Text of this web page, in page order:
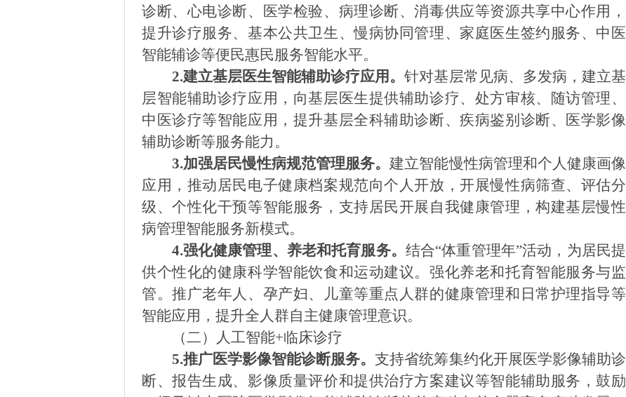
诊断、心电诊断、医学检验、病理诊断、消毒供应等资源共享中心作用，
提升诊疗服务、基本公共卫生、慢病协同管理、家庭医生签约服务、中医
智能辅诊等便民惠民服务智能水平。
2.建立基层医生智能辅助诊疗应用。针对基层常见病、多发病，建立基
层智能辅助诊疗应用，向基层医生提供辅助诊疗、处方审核、随访管理、
中医诊疗等智能应用，提升基层全科辅助诊断、疾病鉴别诊断、医学影像
辅助诊断等服务能力。
3.加强居民慢性病规范管理服务。建立智能慢性病管理和个人健康画像
应用，推动居民电子健康档案规范向个人开放，开展慢性病筛查、评估分
级、个性化干预等智能服务，支持居民开展自我健康管理，构建基层慢性
病管理智能服务新模式。
4.强化健康管理、养老和托育服务。 结合“体重管理年”活动，为居民提
供个性化的健康科学智能饮食和运动建议。强化养老和托育智能服务与监
管。推广老年人、孕产妇、儿童等重点人群的健康管理和日常护理指导等
智能应用，提升全人群自主健康管理意识。
（二）人工智能+临床诊疗
5.推广医学影像智能诊断服务。 支持省统筹集约化开展医学影像辅助诊
断、报告生成、影像质量评价和提供治疗方案建议等智能辅助服务，鼓励